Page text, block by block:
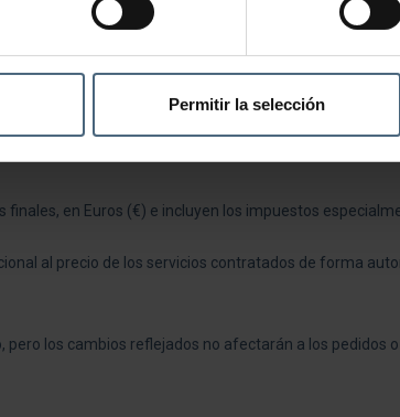
Permitir la selección
así las unidades disponibles de la forma más veraz
o no quedaran fechas disponibles, LA PERLA
concepto de importe.
en Euros (€) e incluyen los impuestos
al precio de los servicios contratados de forma
los cambios reflejados no afectarán a los pedidos